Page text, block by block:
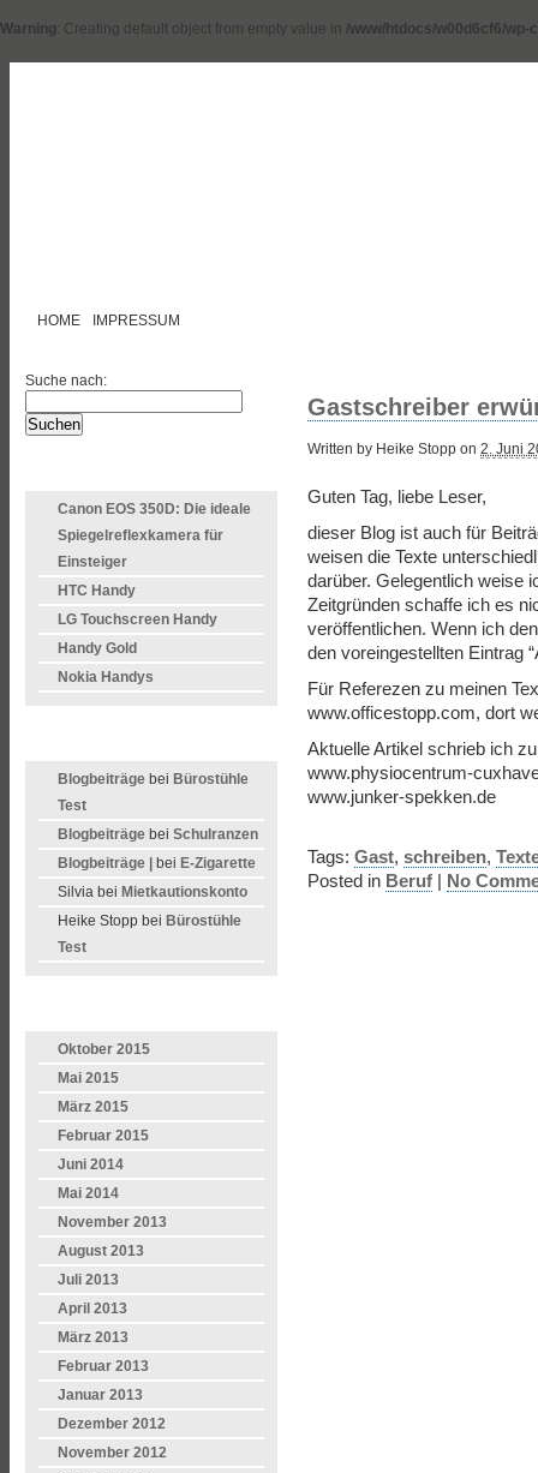
Warning: Creating default object from empty value in /www/htdocs/w00d6cf6/
HOME IMPRESSUM
Suche nach:
Canon EOS 350D: Die ideale
Spiegelreflexkamera für
Einsteiger
HTC Handy
LG Touchscreen Handy
Handy Gold
Nokia Handys
Blogbeiträge bei Bürostühle
Test
Blogbeiträge bei Schulranzen
Blogbeiträge |
bei E-Zigarette
Silvia bei Mietkautionskonto
Heike Stopp bei Bürostühle
Test
Oktober 2015
Mai 2015
März 2015
Februar 2015
Juni 2014
Mai 2014
November 2013
August 2013
Juli 2013
April 2013
März 2013
Februar 2013
Januar 2013
Dezember 2012
November 2012
Gastschreiber
Written by Heike Stopp on 2. Juni
Guten Tag, liebe Leser,
dieser Blog ist auch für
weisen die Texte
darüber. Gelegentlich weise
Zeitgründen schaffe ich es
veröffentlichen. Wenn ich
den voreingestellten Eintrag
Für Referezen zu meinen
www.officestopp.com, dort
Aktuelle Artikel schrieb ich
www.physiocentrum-
www.junker-spekken.de
Tags: Gast, schreiben,
Posted in Beruf | No